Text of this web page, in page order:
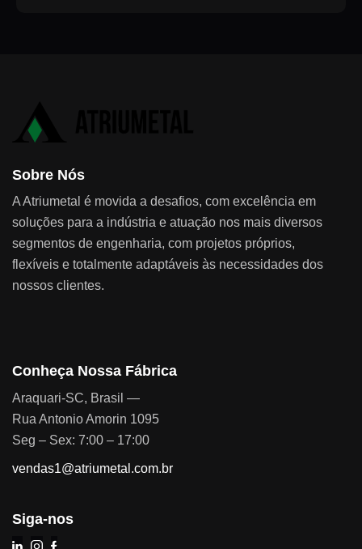
Sobre Nós
A Atriumetal é movida a desafios, com excelência em
soluções para a indústria e atuação nos mais diversos
segmentos de engenharia, com projetos próprios,
flexíveis e totalmente adaptáveis às necessidades dos
nossos clientes.
Conheça Nossa Fábrica
Araquari-SC, Brasil —
Rua Antonio Amorin 1095
Seg – Sex: 7:00 – 17:00
vendas1@atriumetal.com.br
Siga-nos